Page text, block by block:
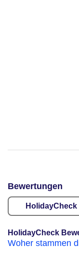
Bewertungen
HolidayCheck
HolidayCheck
Woher stammen